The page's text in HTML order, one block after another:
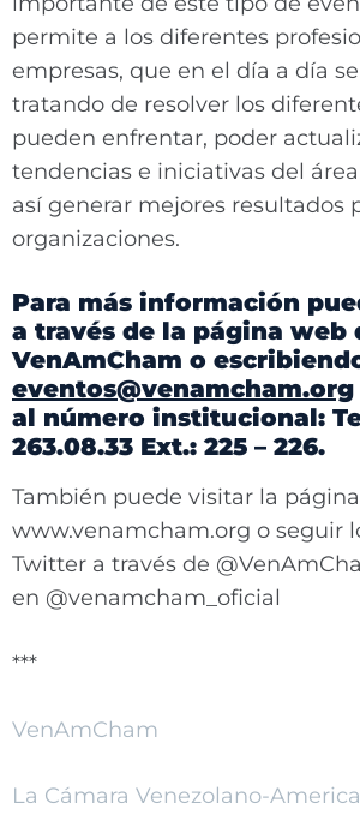
permite a los diferentes
empresas, que en el día a día
tratando de resolver los
pueden enfrentar, poder
tendencias e iniciativas del
así generar mejores resultados
organizaciones.
Para más información
a través de la página web
VenAmCham o
eventos@venamcham.org
al número institucional:
263.08.33 Ext.: 225 – 226.
También puede visitar la
www.venamcham.org o seguir
Twitter a través de
en @venamcham_oficial
***
VenAmCham
La Cámara Venezolano-